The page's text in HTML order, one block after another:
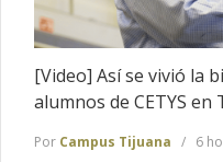
[Video] Así se vivió la
alumnos de CETYS en
Por Campus Tijuana 6